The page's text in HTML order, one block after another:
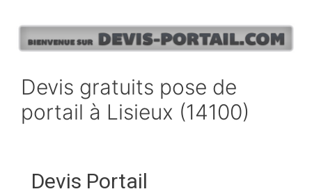
contenu
Devis gratuits pose de
portail à Lisieux (14100)
Devis Portail